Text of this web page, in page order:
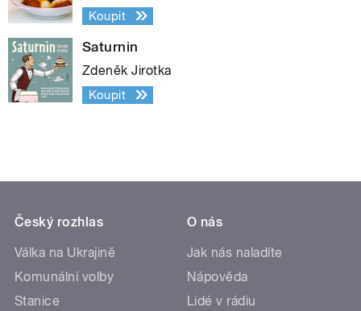
Koupit
Saturnin
Zdeněk Jirotka
Koupit
Český rozhlas
Válka na Ukrajině
Komunální volby
Stanice
O nás
Jak nás naladíte
Nápověda
Lidé v rádiu